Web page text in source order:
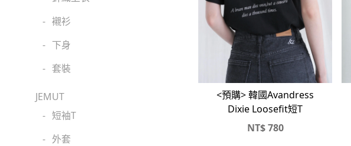
- 襯衫
- 下身
- 套裝
JEMUT
- 短袖T
- 外套
<預購> 韓國Avandress
Dixie Loosefit短T
NT$780